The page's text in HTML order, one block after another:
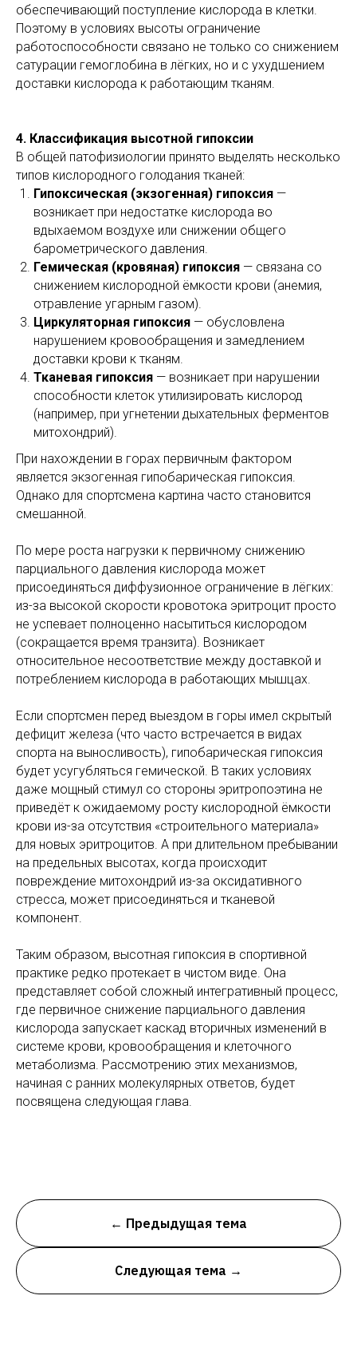
обеспечивающий поступление кислорода в клетки.
Поэтому в условиях высоты ограничение
работоспособности связано не только со снижением
сатурации гемоглобина в лёгких, но и с ухудшением
доставки кислорода к работающим тканям.
4. Классификация высотной гипоксии
В общей патофизиологии принято выделять несколько
типов кислородного голодания тканей:
Гипоксическая (экзогенная) гипоксия —
возникает при недостатке кислорода во
вдыхаемом воздухе или снижении общего
барометрического давления.
Гемическая (кровяная) гипоксия — связана со
снижением кислородной ёмкости крови (анемия,
отравление угарным газом).
Циркуляторная гипоксия — обусловлена
нарушением кровообращения и замедлением
доставки крови к тканям.
Тканевая гипоксия — возникает при нарушении
способности клеток утилизировать кислород
(например, при угнетении дыхательных ферментов
митохондрий).
При нахождении в горах первичным фактором
является экзогенная гипобарическая гипоксия.
Однако для спортсмена картина часто становится
смешанной.
По мере роста нагрузки к первичному снижению
парциального давления кислорода может
присоединяться диффузионное ограничение в лёгких:
из-за высокой скорости кровотока эритроцит просто
не успевает полноценно насытиться кислородом
(сокращается время транзита). Возникает
относительное несоответствие между доставкой и
потреблением кислорода в работающих мышцах.
Если спортсмен перед выездом в горы имел скрытый
дефицит железа (что часто встречается в видах
спорта на выносливость), гипобарическая гипоксия
будет усугубляться гемической. В таких условиях
даже мощный стимул со стороны эритропоэтина не
приведёт к ожидаемому росту кислородной ёмкости
крови из-за отсутствия «строительного материала»
для новых эритроцитов. А при длительном пребывании
на предельных высотах, когда происходит
повреждение митохондрий из-за оксидативного
стресса, может присоединяться и тканевой
компонент.
Таким образом, высотная гипоксия в спортивной
практике редко протекает в чистом виде. Она
представляет собой сложный интегративный процесс,
где первичное снижение парциального давления
кислорода запускает каскад вторичных изменений в
системе крови, кровообращения и клеточного
метаболизма. Рассмотрению этих механизмов,
начиная с ранних молекулярных ответов, будет
посвящена следующая глава.
← Предыдущая тема
Следующая тема →